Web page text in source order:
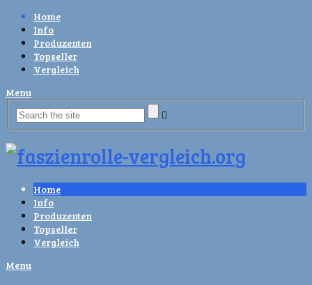
Home
Info
Produzenten
Topseller
Vergleich
Menu
Home
Info
Produzenten
Topseller
Vergleich
Menu